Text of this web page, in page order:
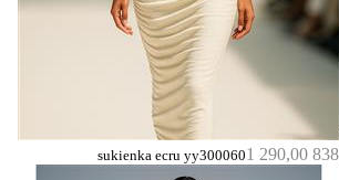
sukienka ecru yy3000601 290,00